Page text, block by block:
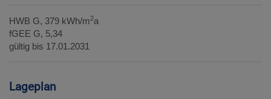
HWB G, 379 kWh/m2a
fGEE G, 5,34
gültig bis 17.01.2031
Lageplan